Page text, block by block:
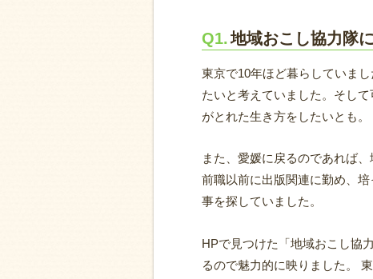
Q1.地域おこし協力隊
東京で10年ほど暮らしていま
たいと考えていました。そし
がとれた生き方をしたいとも。
また、愛媛に戻るのであれば
前職以前に出版関連に勤め、
事を探していました。
HPで見つけた「地域おこし協
るので魅力的に映りました。